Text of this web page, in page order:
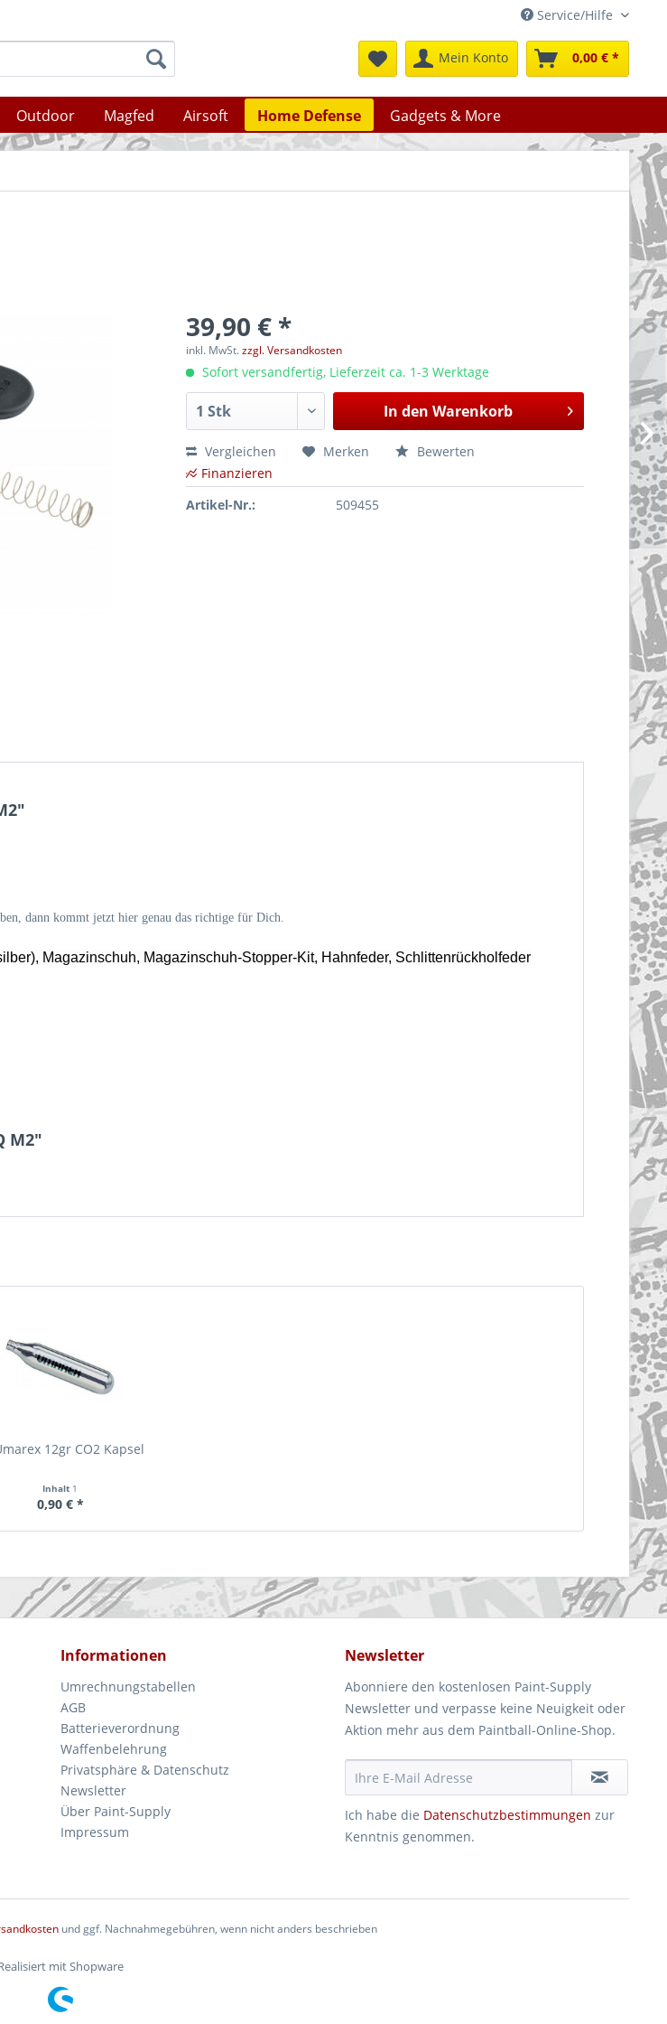
Service/Hilfe
Mein Konto 0,00 € *
Outdoor Magfed Airsoft Home Defense Gadgets & More
39,90 € *
inkl. MwSt.zzgl. Versandkosten
Sofort versandfertig, Lieferzeit ca. 1-3 Werktage
In den Warenkorb
Vergleichen Merken
Bewerten
Finanzieren
Artikel-Nr.:
509455
dann kommt jetzt hier genau das richtige für Dich.
Magazinschuh, Magazinschuh-Stopper-Kit, Hahnfeder, Schlittenrückholfeder
M2"
12gr CO2 Kapsel
Inhalt 1
0,90 € *
Informationen
Umrechnungstabellen
AGB
Batterieverordnung
Waffenbelehrung
Privatsphäre & Datenschutz
Newsletter
Über Paint-Supply
Impressum
Newsletter
Abonniere den kostenlosen Paint-Supply
Newsletter und verpasse keine Neuigkeit oder
Aktion mehr aus dem Paintball-Online-Shop.
Ich habe die Datenschutzbestimmungen zur
Kenntnis genommen.
und ggf. Nachnahmegebühren, wenn nicht anders beschrieben
mit Shopware